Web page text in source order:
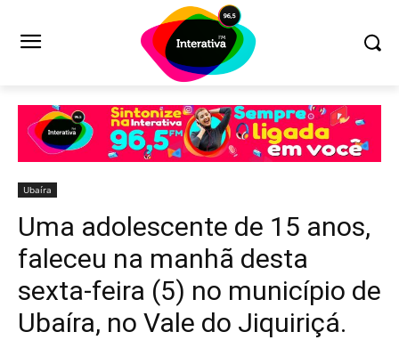
Ubaíra
Uma adolescente de 15 anos,
faleceu na manhã desta
sexta-feira (5) no município de
Ubaíra, no Vale do Jiquiriçá.